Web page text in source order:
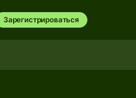
Зарегистрироваться